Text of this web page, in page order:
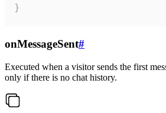
}
onMessageSent#
Executed when a visitor sends the first
only if there is no chat history.